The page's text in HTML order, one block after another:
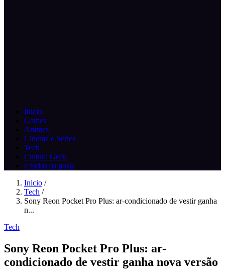
Inicio
Games
Animes
Cinema e Series
Tech
Cultura Geek
// todos os posts
Inicio /
Tech /
Sony Reon Pocket Pro Plus: ar-condicionado de vestir ganha
n...
Tech
Sony Reon Pocket Pro Plus: ar-
condicionado de vestir ganha nova versão